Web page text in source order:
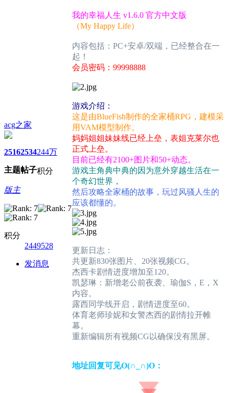
acg之家
2516
主题
2534
帖子
244万
积分
版主
积分
2449528
发消息
我的幸福人生 v1.6.0 官方中文版
（My Happy Life）
内容包括：PC+安卓/双端，已经整合在一
起！
会员密码：99998888
游戏介绍：
这是由BlueFish制作的全家桶RPG，建模采
用VAM模型制作。
妈妈姐姐妹妹线已经上垒，表姐克莱尔也
正式上垒。
目前已经有2100+图片和50+动态。
游戏主角典中典的因为意外穿越生活在一
个奇幻世界，
然后攻略全家桶的故事，玩过风骚人生的
应该都懂的。
更新日志：
共更新830张图片、20张视频CG。
杰西卡剧情进度增加至120。
凯瑟琳：新增老公前夜袭、瑜伽S，E，X
内容。
露西同学线开启，剧情进度至60。
体育老师珍妮和女警杰西的剧情拉开帷
幕。
重新编辑所有视频CG以确保没有黑屏。
地址回复可见O(∩_∩)O：